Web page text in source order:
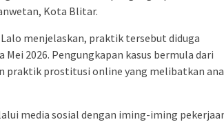
Kota Blitar.
menjelaskan, praktik tersebut diduga
2026. Pengungkapan kasus bermula dari
praktik prostitusi online yang melibatkan
media sosial dengan iming-iming